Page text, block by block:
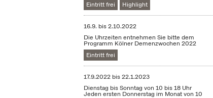
Eintritt frei
Highlight
16.9. bis2.10.2022
Die Uhrzeiten entnehmen Sie bitte dem
Programm Kölner Demenzwochen 2022
Eintritt frei
17.9.2022 bis22.1.2023
Dienstag bis Sonntag von 10 bis 18 Uhr
Jeden ersten Donnerstag im Monat von 10